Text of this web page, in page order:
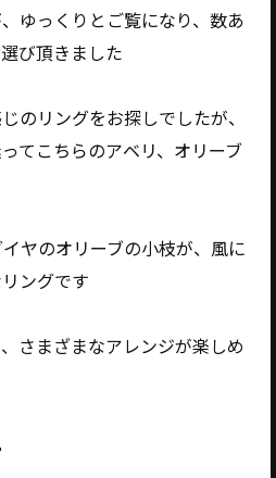
ゆっくりとご覧になり、数あ
び頂きました
のリングをお探しでしたが、
てこちらのアベリ、オリーブ
ヤのオリーブの小枝が、風に
ングです
さまざまなアレンジが楽しめ